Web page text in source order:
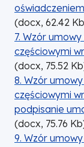
(docx, 62.42 Kb
DOKUMENT
7. Wzór
częściowymi
(docx, 75.52 Kb
DOKUMENT
8. Wzór
częściowymi
podpisanie
(docx, 75.76 Kb
DOKUMENT
9. Wzór